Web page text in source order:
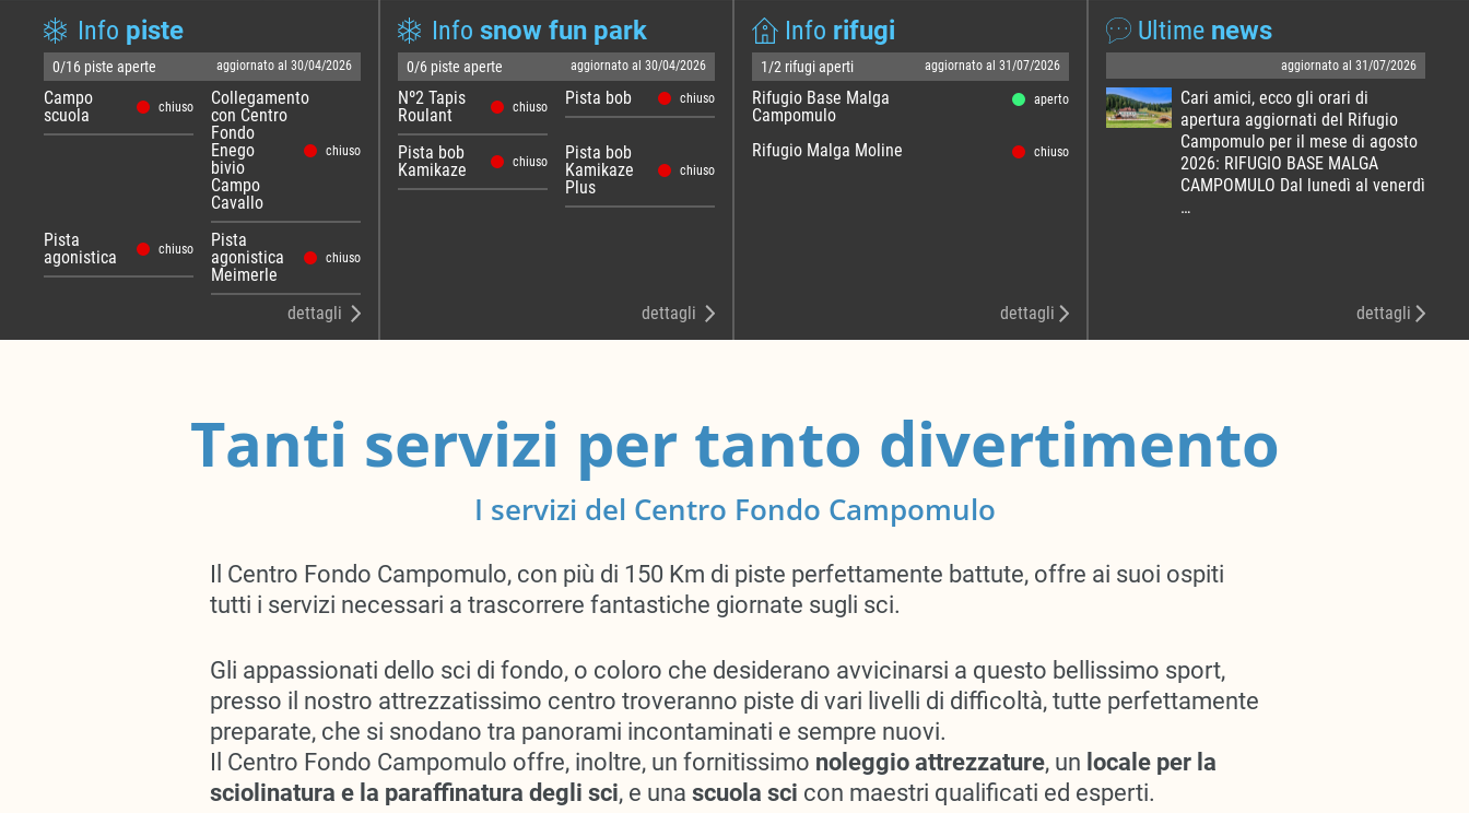
Info piste
0/16 piste aperte aggiornato al 30/04/2026
Campo
scuola
chiuso
Collegamento
con Centro
Fondo
Enego
bivio
Campo
Cavallo
chiuso
Pista
agonistica
chiuso
Pista
agonistica
Meimerle
chiuso
dettagli
Infosnow fun park
0/6 piste aperte aggiornato al 30/04/2026
Nº2 Tapis
Roulant
chiuso Pista bob chiuso
Pista bob
Kamikaze
chiuso
Pista bob
Kamikaze
Plus
chiuso
dettagli
Info rifugi
1/2 rifugi aperti aggiornato al 31/07/2026
Rifugio Base Malga
Campomulo
aperto
Rifugio Malga Moline chiuso
dettagli
Ultime news
aggiornato al 31/07/2026
Cari amici, ecco gli orari di
apertura aggiornati del Rifugio
Campomulo per il mese di agosto
2026: RIFUGIO BASE MALGA
CAMPOMULO Dal lunedì al venerdì
…
dettagli
Tanti servizi per tanto divertimento
I servizi del Centro Fondo Campomulo
Il Centro Fondo Campomulo, con più di 150 Km di piste perfettamente battute, offre ai suoi ospiti
tutti i servizi necessari a trascorrere fantastiche giornate sugli sci.
Gli appassionati dello sci di fondo, o coloro che desiderano avvicinarsi a questo bellissimo sport,
presso il nostro attrezzatissimo centro troveranno piste di vari livelli di difficoltà, tutte perfettamente
preparate, che si snodano tra panorami incontaminati e sempre nuovi.
Il Centro Fondo Campomulo offre, inoltre, un fornitissimo noleggio attrezzature, un locale per la
sciolinatura e la paraffinatura degli sci, e una scuola sci con maestri qualificati ed esperti.